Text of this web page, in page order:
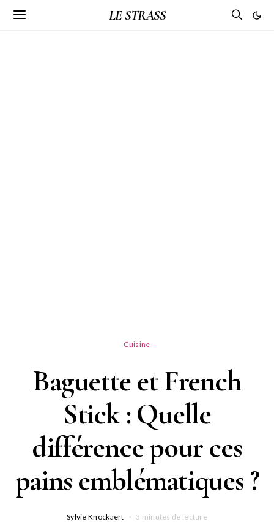
LE STRASS
Cuisine
Baguette et French
Stick : Quelle
différence pour ces
pains emblématiques ?
Sylvie Knockaert 3 minutes de lecture